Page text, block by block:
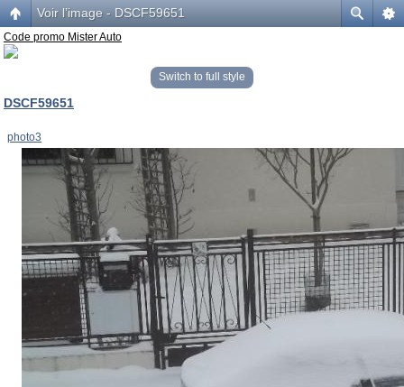
Voir l’image - DSCF59651
Code promo Mister Auto
Switch to full style
DSCF59651
photo3